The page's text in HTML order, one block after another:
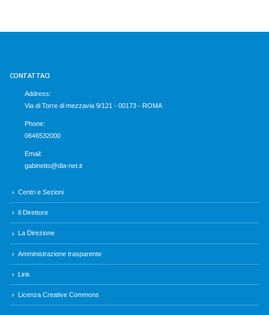
CONTATTACI
Address:
Via di Torre di mezzavia 9/121 - 00173 - ROMA
Phone:
0646532000
Email:
gabinetto@dia-net.it
Centri e Sezioni
Il Direttore
La Direzione
Amministrazione trasparente
Link
Licenza Creative Commons